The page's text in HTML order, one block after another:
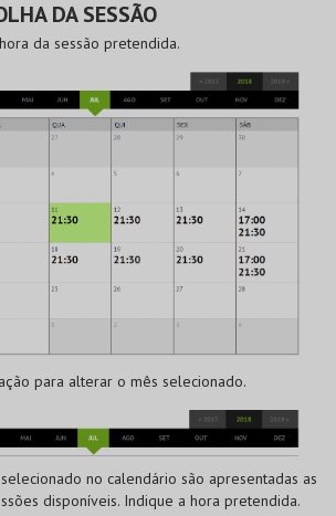
DA SESSÃO
da sessão pretendida.
para alterar o mês selecionado.
no calendário são apresentadas as
disponíveis. Indique a hora pretendida.